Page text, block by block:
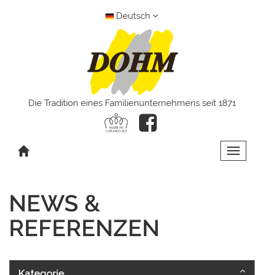
Deutsch
Die Tradition eines Familienunternehmens seit 1871
Toggle
NEWS &
REFERENZEN